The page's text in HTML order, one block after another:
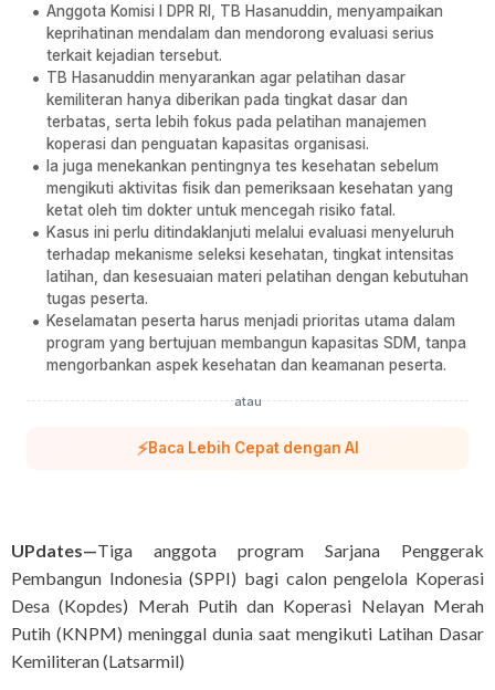
Anggota Komisi I DPR RI, TB Hasanuddin, menyampaikan
keprihatinan mendalam dan mendorong evaluasi serius
terkait kejadian tersebut.
TB Hasanuddin menyarankan agar pelatihan dasar
kemiliteran hanya diberikan pada tingkat dasar dan
terbatas, serta lebih fokus pada pelatihan manajemen
koperasi dan penguatan kapasitas organisasi.
Ia juga menekankan pentingnya tes kesehatan sebelum
mengikuti aktivitas fisik dan pemeriksaan kesehatan yang
ketat oleh tim dokter untuk mencegah risiko fatal.
Kasus ini perlu ditindaklanjuti melalui evaluasi menyeluruh
terhadap mekanisme seleksi kesehatan, tingkat intensitas
latihan, dan kesesuaian materi pelatihan dengan kebutuhan
tugas peserta.
Keselamatan peserta harus menjadi prioritas utama dalam
program yang bertujuan membangun kapasitas SDM, tanpa
mengorbankan aspek kesehatan dan keamanan peserta.
atau
⚡Baca Lebih Cepat dengan AI
UPdates—Tiga anggota program Sarjana Penggerak
Pembangun Indonesia (SPPI) bagi calon pengelola Koperasi
Desa (Kopdes) Merah Putih dan Koperasi Nelayan Merah
Putih (KNPM) meninggal dunia saat mengikuti Latihan Dasar
Kemiliteran (Latsarmil)